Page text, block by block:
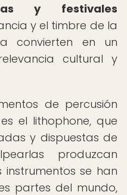
y festivales
y el timbre de la
convierten en un
cultural y
de percusión
el lithophone, que
y dispuestas de
produzcan
instrumentos se han
partes del mundo,